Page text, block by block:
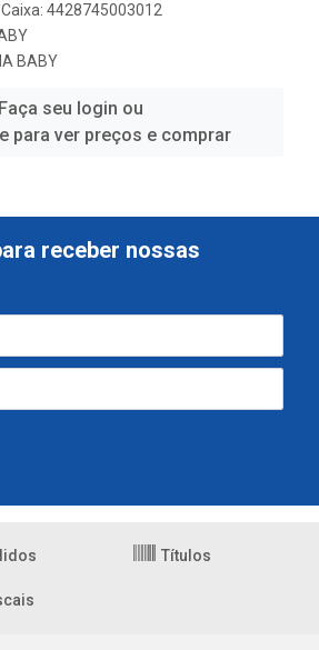
4428745003012
BABY
Faça seu login ou
para ver preços e comprar
receber nossas
Títulos